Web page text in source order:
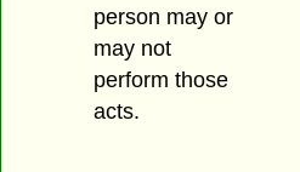
person may or
may not
perform those
acts.